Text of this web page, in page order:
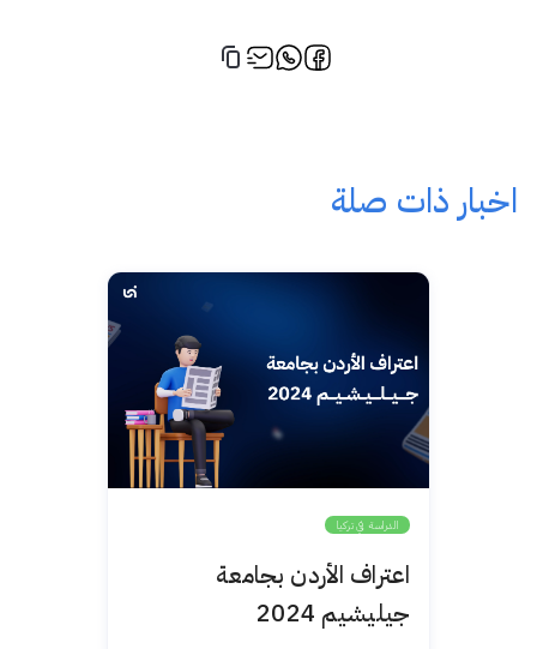
اخبار ذات صلة
الدراسة في تركيا
اعتراف الأردن بجامعة
جيليشيم 2024